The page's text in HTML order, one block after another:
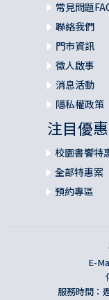
常見問題
聯絡我們
門市資訊
徵人啟事
消息活動
隱私權政策
注目優惠
校園書饗特
全部特惠案
預約專區
E-
服務時間：